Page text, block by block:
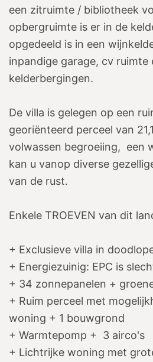
een zitruimte / bibliotheek
opbergruimte is er in de
opgedeeld is in een
inpandige garage, cv ruimte
kelderbergingen.
De villa is gelegen op een
georiënteerd perceel van
volwassen begroeiing, een
kan u vanop diverse
van de rust.
Enkele TROEVEN van dit
+ Exclusieve villa in
+ Energiezuinig: EPC is
+ 34 zonnepanelen +
+ Ruim perceel met
woning + 1 bouwgrond
+ Warmtepomp + 3 airco's
+ Lichtrijke woning met